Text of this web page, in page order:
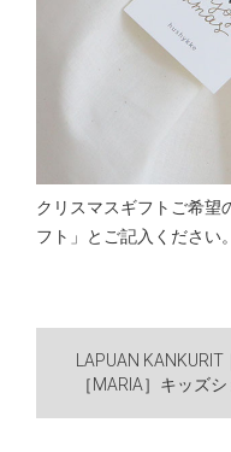
クリスマスギフトご希望
フト」とご記入ください。
LAPUAN
［MARIA］キッズ